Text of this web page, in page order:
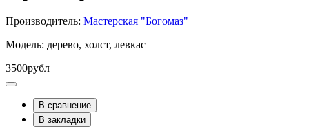
Производитель: Мастерская "Богомаз"
Модель: дерево, холст, левкас
3500рубл
В сравнение
В закладки